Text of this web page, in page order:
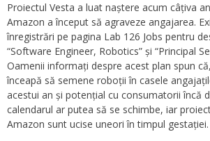
Proiectul Vesta a luat naștere acum câțiva
Amazon a început să agraveze angajarea.
înregistrări pe pagina Lab 126 Jobs pentru
“Software Engineer, Robotics” și “Principal
Oamenii informați despre acest plan spun
înceapă să semene roboții în casele
acestui an și potențial cu consumatorii încă
calendarul ar putea să se schimbe, iar
Amazon sunt ucise uneori în timpul gestației.